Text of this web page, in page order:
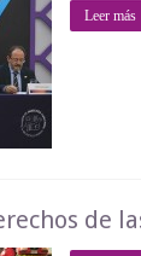
Leer más
de